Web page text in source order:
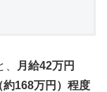
月給42万円
約168万円）程度